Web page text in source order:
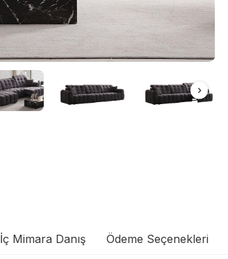
İç Mimara Danış Ödeme Seçenekleri